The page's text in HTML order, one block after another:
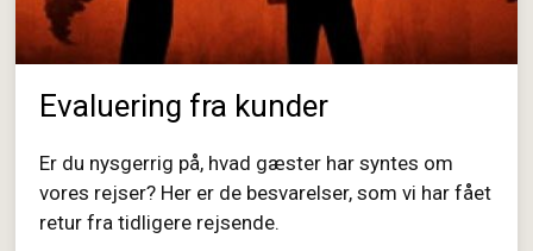
Evaluering fra kunder
Er du nysgerrig på, hvad gæster har syntes om
vores rejser? Her er de besvarelser, som vi har fået
retur fra tidligere rejsende.